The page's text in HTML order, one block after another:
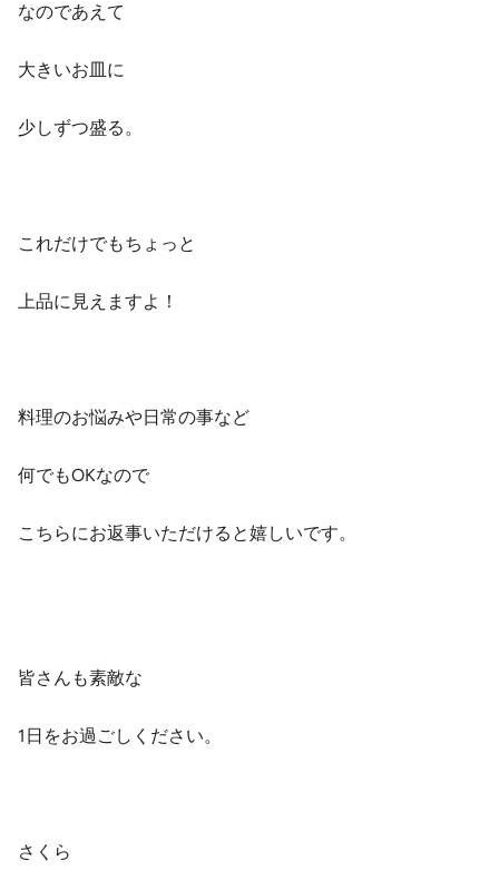
なのであえて
大きいお皿に
少しずつ盛る。
これだけでもちょっと
上品に見えますよ！
料理のお悩みや日常の事など
何でもOKなので
こちらにお返事いただけると嬉しいです。
皆さんも素敵な
1日をお過ごしください。
さくら